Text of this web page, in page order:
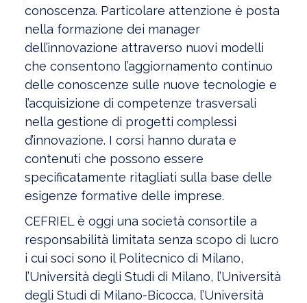
conoscenza. Particolare attenzione è posta
nella formazione dei manager
dell’innovazione attraverso nuovi modelli
che consentono l’aggiornamento continuo
delle conoscenze sulle nuove tecnologie e
l’acquisizione di competenze trasversali
nella gestione di progetti complessi
d’innovazione. I corsi hanno durata e
contenuti che possono essere
specificatamente ritagliati sulla base delle
esigenze formative delle imprese.
CEFRIEL è oggi una società consortile a
responsabilità limitata senza scopo di lucro
i cui soci sono il Politecnico di Milano,
l’Università degli Studi di Milano, l’Università
degli Studi di Milano-Bicocca, l’Università